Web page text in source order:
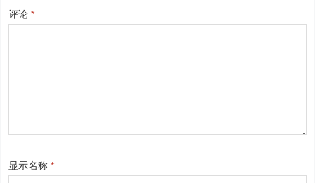
评论*
显示名称*